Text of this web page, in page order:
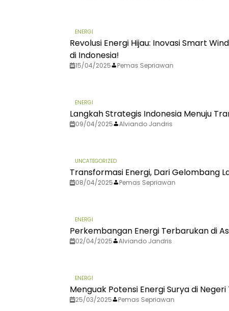
ENERGI
Revolusi Energi Hijau: Inovasi Smart
di Indonesia!
15/04/2025 Pemas Sepriawan
ENERGI
Langkah Strategis Indonesia Menuju
09/04/2025 Alviando Jandris
UNCATEGORIZED
Transformasi Energi, Dari Gelombang
08/04/2025 Pemas Sepriawan
ENERGI
Perkembangan Energi Terbarukan di
02/04/2025 Alviando Jandris
ENERGI
Menguak Potensi Energi Surya di Negeri
25/03/2025 Pemas Sepriawan